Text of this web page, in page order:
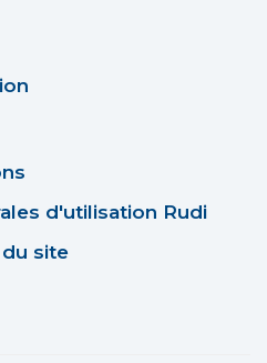
d'utilisation Rudi
site